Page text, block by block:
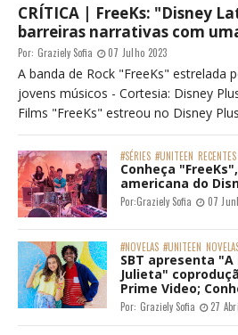
CRÍTICA | FreeKs: "Disney
barreiras narrativas com
Por: Graziely Sofia 07 Julho 2023
A banda de Rock "FreeKs" estrelada
jovens músicos - Cortesia: Disney
Films "FreeKs" estreou no Disney
#SÉRIES #UNITEEN RECENTES
Conheça
americana do
Por:Graziely Sofia 07
#NOVELAS #UNITEEN
SBT apresenta
Julieta"
Prime Video;
Por: Graziely Sofia 27